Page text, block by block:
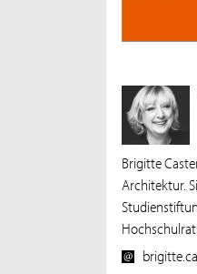
Brigitte
Architektur.